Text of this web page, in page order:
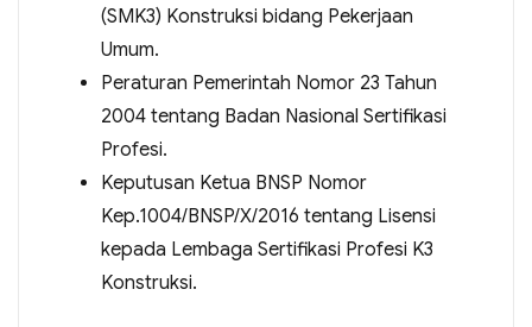
(SMK3) Konstruksi bidang Pekerjaan
Umum.
Peraturan Pemerintah Nomor 23 Tahun
2004 tentang Badan Nasional Sertifikasi
Profesi.
Keputusan Ketua BNSP Nomor
Kep.1004/BNSP/X/2016 tentang Lisensi
kepada Lembaga Sertifikasi Profesi K3
Konstruksi.